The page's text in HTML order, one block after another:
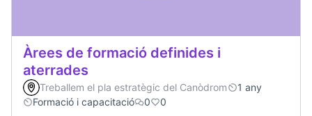
Àrees de formació definides i
aterrades
Treballem el pla estratègic del Canòdrom
1 any
Formació i capacitació
0 0